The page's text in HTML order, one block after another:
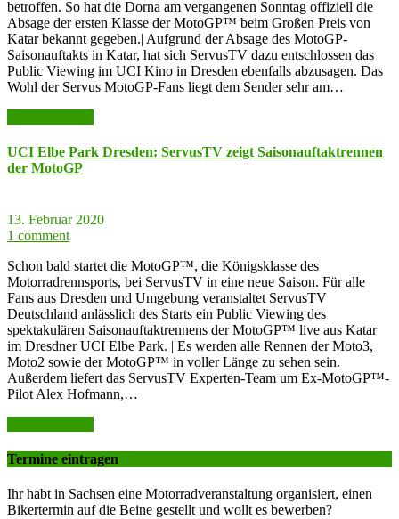
betroffen. So hat die Dorna am vergangenen Sonntag offiziell die
Absage der ersten Klasse der MotoGP™ beim Großen Preis von
Katar bekannt gegeben.| Aufgrund der Absage des MotoGP-
Saisonauftakts in Katar, hat sich ServusTV dazu entschlossen das
Public Viewing im UCI Kino in Dresden ebenfalls abzusagen. Das
Wohl der Servus MotoGP-Fans liegt dem Sender sehr am…
UCI Elbe Park Dresden: ServusTV zeigt Saisonauftaktrennen
der MotoGP
13. Februar 2020
1 comment
Schon bald startet die MotoGP™, die Königsklasse des
Motorradrennsports, bei ServusTV in eine neue Saison. Für alle
Fans aus Dresden und Umgebung veranstaltet ServusTV
Deutschland anlässlich des Starts ein Public Viewing des
spektakulären Saisonauftaktrennens der MotoGP™ live aus Katar
im Dresdner UCI Elbe Park. | Es werden alle Rennen der Moto3,
Moto2 sowie der MotoGP™ in voller Länge zu sehen sein.
Außerdem liefert das ServusTV Experten-Team um Ex-MotoGP™-
Pilot Alex Hofmann,…
Termine eintragen
Ihr habt in Sachsen eine Motorradveranstaltung organisiert, einen
Bikertermin auf die Beine gestellt und wollt es bewerben?